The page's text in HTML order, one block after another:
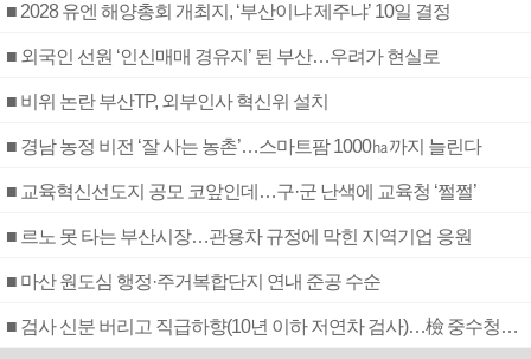
■ 2028 유엔 해양총회 개최지, ‘부산이냐 제주냐’ 10일 결정
■ 외국인 선원 ‘인신매매 경유지’ 된 부산…우려가 현실로
■ 비위 논란 부산TP, 외부인사 혁신위 설치
■ 경남 농정 비전 ‘잘 사는 농촌’…스마트팜 1000㏊까지 늘린다
■ 교육혁신선도지 공모 코앞인데…구·군 난색에 교육청 ‘쩔쩔’
■ 르노 못 타는 부산시장…관용차 규정에 막힌 지역기업 응원
■ 마산 원도심 행정·주거복합단지 연내 준공 수순
■ 검사 신분 버리고 직급하향(10년 이하 저연차 검사)…檢 중수청행 기피